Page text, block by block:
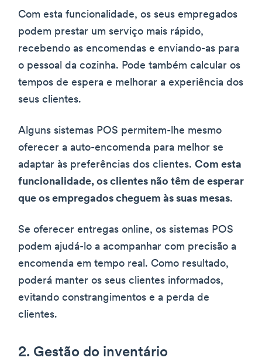
Com esta funcionalidade, os seus empregados
podem prestar um serviço mais rápido,
recebendo as encomendas e enviando-as para
o pessoal da cozinha. Pode também calcular os
tempos de espera e melhorar a experiência dos
seus clientes.
Alguns sistemas POS permitem-lhe mesmo
oferecer a auto-encomenda para melhor se
adaptar às preferências dos clientes. Com esta
funcionalidade, os clientes não têm de esperar
que os empregados cheguem às suas mesas.
Se oferecer entregas online, os sistemas POS
podem ajudá-lo a acompanhar com precisão a
encomenda em tempo real. Como resultado,
poderá manter os seus clientes informados,
evitando constrangimentos e a perda de
clientes.
2. Gestão do inventário